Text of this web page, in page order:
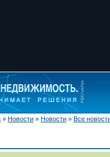
» Новости » Новости » Все